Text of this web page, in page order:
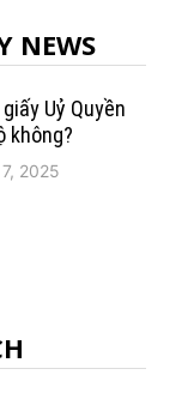
NEWS
Uỷ Quyền
không?
2025